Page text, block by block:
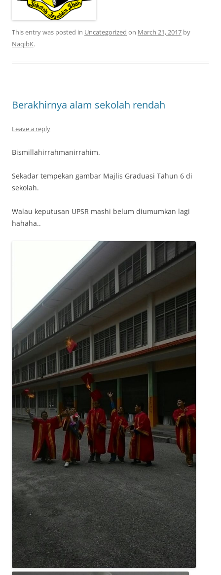
This entry was posted in Uncategorized on March 21, 2017 by
NaqibK.
Berakhirnya alam sekolah rendah
Leave a reply
Bismillahirrahmanirrahim.
Sekadar tempekan gambar Majlis Graduasi Tahun 6 di
sekolah.
Walau keputusan UPSR mashi belum diumumkan lagi
hahaha..